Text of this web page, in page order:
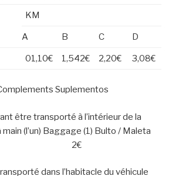
KM
A B C D
01,10€ 1,542€ 2,20€ 3,08€
Suplementos
être transporté à l’intérieur de la
(l’un) Baggage (1) Bulto / Maleta
2€
dans l’habitacle du véhicule